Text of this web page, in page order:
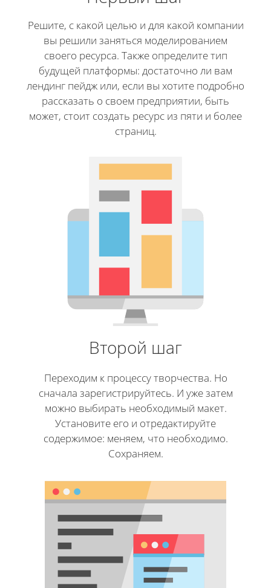
Решите, с какой целью и для какой компании
вы решили заняться моделированием
своего ресурса. Также определите тип
будущей платформы: достаточно ли вам
лендинг пейдж или, если вы хотите подробно
рассказать о своем предприятии, быть
может, стоит создать ресурс из пяти и более
страниц.
Второй шаг
Переходим к процессу творчества. Но
сначала зарегистрируйтесь. И уже затем
можно выбирать необходимый макет.
Установите его и отредактируйте
содержимое: меняем, что необходимо.
Сохраняем.